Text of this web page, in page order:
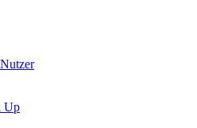
Up